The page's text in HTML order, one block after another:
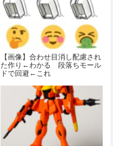
【画像】合わせ目消し配慮され
た作り←わかる 段落ちモール
ドで回避←これ